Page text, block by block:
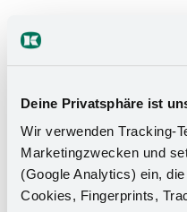
Deine Privatsphäre ist
Wir verwenden Tracking-
Marketingzwecken und
(Google Analytics) ein,
Cookies, Fingerprints,